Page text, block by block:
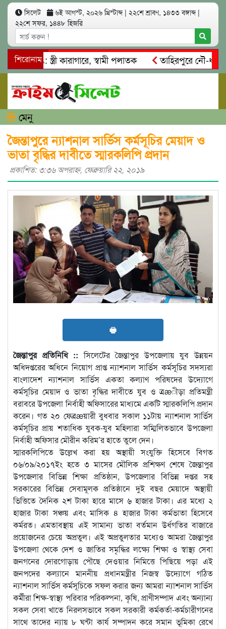
সিলেট ৬ই আগস্ট, ২০২৬ খ্রিস্টাব্দ | ২২শে শ্রাবণ, ১৪৩৩ বঙ্গাব্দ |
২২শে সফর, ১৪৪৮ হিজরি
শিরোনাম
স্ত্রী কারাগারে, স্বামী পলাতক
তাহিরপুরে নৌ-ধর্মঘট
মারধর
নগরীতে কোটি টাকার সম্পত্তি দখলের চেষ্টা:
মেনু
জৈন্তাপুরে ন্যাশনাল সার্ভিস কর্মসূচির মেয়াদ ও
ভাতা বৃদ্ধির দাবীতে স্মারকলিপি প্রদান
প্রকাশিত: ৩:৩৬ অপরাহ্ণ, ফেব্রুয়ারি ২২, ২০১৯
🖶
জৈন্তাপুর প্রতিনিধি :: সিলেটের জৈন্তাপুর উপজেলায় যুব উন্নয়ন
অধিদপ্তরের অধিনে নিয়োগ প্রাপ্ত ন্যাশনাল সার্ভিস কর্মসূচির সদস্যরা
বাংলাদেশ ন্যাশনাল সার্ভিস একতা কল্যাণ পরিষদের উদ্যোগে
কর্মসূচির মেয়াদ ও ভাতা বৃদ্ধির দাবীতে যুব ও ত্রæীড়া প্রতিমন্ত্রী
বরাবরে উপজেলা নির্বাহী অফিসারের মাধ্যমে একটি স্মারকলিপি প্রদান
করেন। গত ২০ ফেব্রæয়ারী বুধবার সকাল ১১টায় ন্যাশনাল সার্ভিস
কর্মসূচির প্রায় শতাধিক যুবক-যুব মহিলারা সম্মিলিতভাবে উপজেলা
নির্বাহী অফিসার মৌরীন করিম’র হাতে তুলে দেন।
স্মারকলিপিতে উল্লেখ করা হয় অস্থায়ী সংযুক্তি হিসেবে বিগত
০৬/০৯/২০১৭ইং হতে ৩ মাসের মৌলিক প্রশিক্ষণ শেষে জৈন্তাপুর
উপজেলার বিভিন্ন শিক্ষা প্রতিষ্ঠান, উপজেলার বিভিন্ন দপ্তর সহ
সরকারের বিভিন্ন সেবামূলক প্রতিষ্ঠানে দুই বছর মেয়াদে অস্থায়ী
ভিত্তিতে দৈনিক ২শ টাকা হারে মাসে ৬ হাজার টাকা। এর মধ্যে ২
হাজার টাকা সঞ্চয় এবং মাসিক ৪ হাজার টাকা কর্মভাতা হিসেবে
কর্মরত। এমতাবস্থায় এই সামান্য ভাতা বর্তমান উর্ধগতির বাজারে
প্রয়োজনের চেয়ে অপ্রতুল। এই অপ্রতুলতার মধ্যেও আমরা জৈন্তাপুর
উপজেলা থেকে দেশ ও জাতির সমৃদ্ধির লক্ষ্যে শিক্ষা ও স্বাস্থ্য সেবা
জনগনের দোরগোড়ায় পৌছে দেওয়ার নিমিত্তে পিছিয়ে পড়া এই
জনপদের কল্যানে মাননীয় প্রধানমন্ত্রীর নিজস্ব উদ্যোগে গঠিত
ন্যাশনাল সার্ভিস কর্মসূচিকে সফল করার জন্য আমরা ন্যাশনাল সার্ভিস
কর্মীরা শিক্ষ-স্বাস্থ্য পরিবার পরিকল্পনা, কৃষি, প্রাণীসম্পাদ এবং অন্যান্য
সকল সেবা খাতে নিরলসভাবে সকল সরকারী কর্মকর্তা-কর্মচারীগনের
সাথে তাদের ন্যায় ৮ ঘন্টা কার্য সম্পাদন করে সমান ভূমিকা রেখে